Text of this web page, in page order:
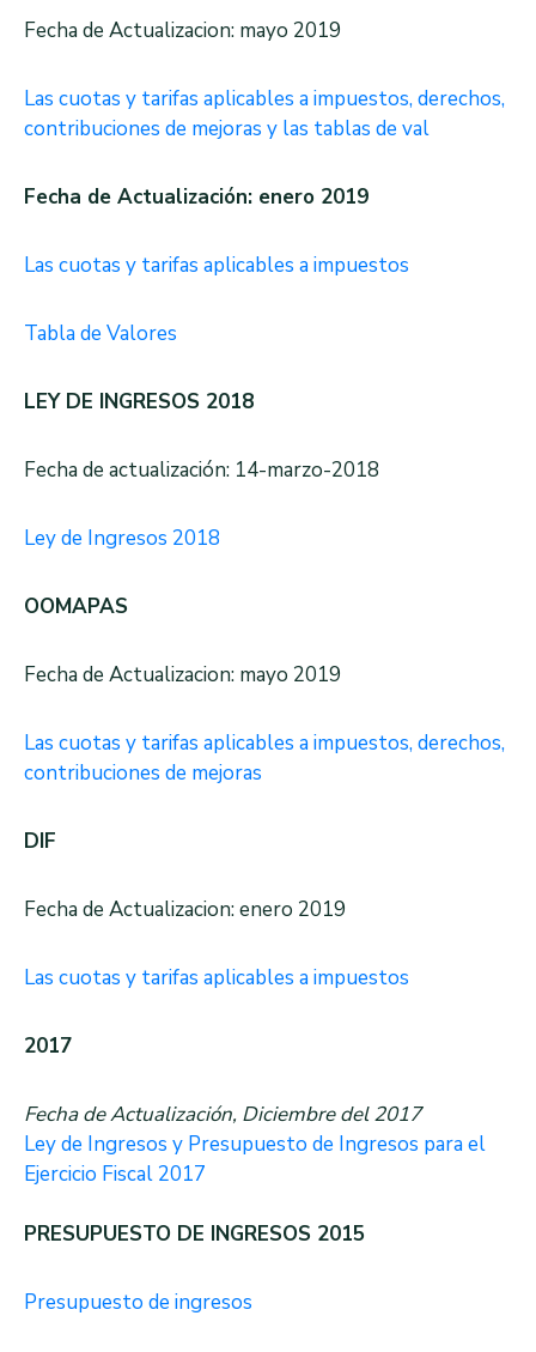
Fecha de Actualizacion: mayo 2019
Las cuotas y tarifas aplicables a impuestos, derechos,
contribuciones de mejoras y las tablas de val
Fecha de Actualización: enero 2019
Las cuotas y tarifas aplicables a impuestos
Tabla de Valores
LEY DE INGRESOS 2018
Fecha de actualización: 14-marzo-2018
Ley de Ingresos 2018
OOMAPAS
Fecha de Actualizacion: mayo 2019
Las cuotas y tarifas aplicables a impuestos, derechos,
contribuciones de mejoras
DIF
Fecha de Actualizacion: enero 2019
Las cuotas y tarifas aplicables a impuestos
2017
Fecha de Actualización, Diciembre del 2017
Ley de Ingresos y Presupuesto de Ingresos para el
Ejercicio Fiscal 2017
PRESUPUESTO DE INGRESOS 2015
Presupuesto de ingresos